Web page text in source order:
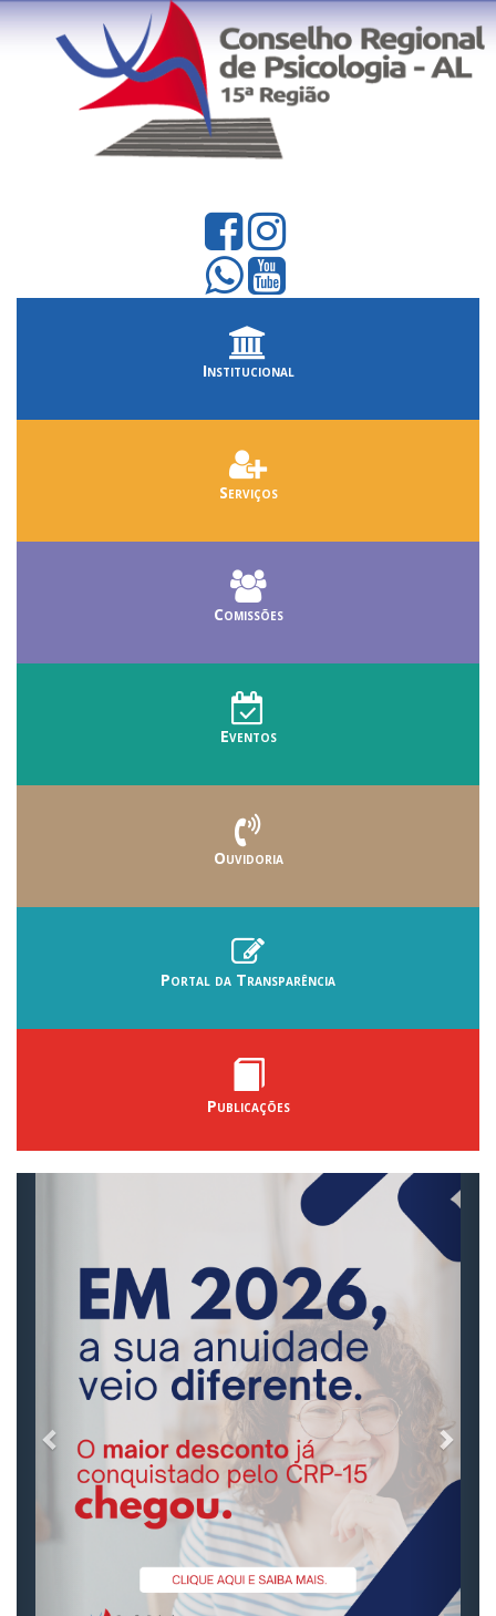
Institucional
Serviços
Comissões
Eventos
Ouvidoria
Portal da Transparência
Publicações